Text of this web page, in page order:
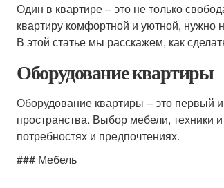
Один в квартире – это не только
квартиру комфортной и уютной, нужно
В этой статье мы расскажем, как
Оборудование квартиры
Оборудование квартиры – это первый
пространства. Выбор мебели, техники
потребностях и предпочтениях.
### Мебель